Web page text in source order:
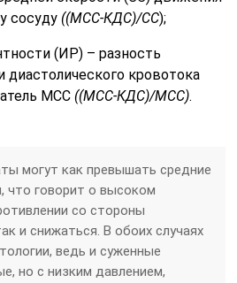
сосуду ((МСС-КДС)/СС);
(ИР) – разность
диастолического кровотока
МСС ((МСС-КДС)/МСС).
могут как превышать средние
что говорит о высоком
со стороны
и снижаться. В обоих случаях
ведь и суженные
но с низким давлением,